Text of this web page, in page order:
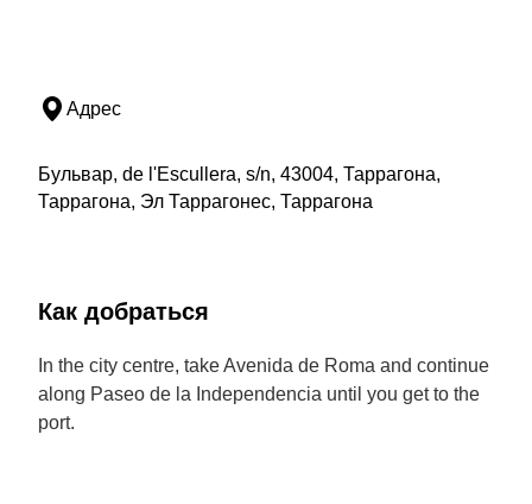
Адрес
Бульвар, de l'Escullera, s/n, 43004, Таррагона,
Таррагона, Эл Таррагонес, Таррагона
Как добраться
In the city centre, take Avenida de Roma and continue
along Paseo de la Independencia until you get to the
port.